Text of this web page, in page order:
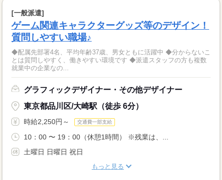
[一般派遣]
ゲーム関連キャラクターグッズ等のデザイン！
質問しやすい職場♪
◆配属先部署4名、平均年齢37歳、男女ともに活躍中 ◆分からないこ
とは質問しやすく、働きやすい環境です ◆派遣スタッフの方も複数
就業中の企業なの...
グラフィックデザイナー・その他デザイナー
東京都品川区/大崎駅（徒歩 6分）
時給2,250円～ 交通費一部支給
10：00 〜 19：00（休憩1時間） ※残業は、...
土曜日 日曜日 祝日
もっと見る